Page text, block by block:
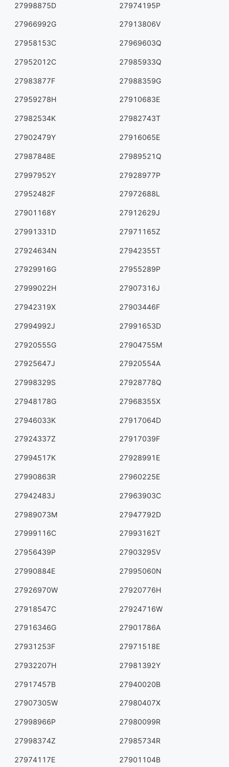
27998875D 27974195P
27966992G 27913806V
27958153C 27969603Q
27952012C 27985933Q
27983877F 27988359G
27959278H 27910683E
27982534K 27982743T
27902479Y 27916065E
27987848E 27989521Q
27997952Y 27928977P
27952482F 27972688L
27901168Y 27912629J
27991331D 27971165Z
27924634N 27942355T
27929916G 27955289P
27999022H 27907316J
27942319X 27903446F
27994992J 27991653D
27920555G 27904755M
27925647J 27920554A
27998329S 27928778Q
27948178G 27968355X
27946033K 27917064D
27924337Z 27917039F
27994517K 27928991E
27990863R 27960225E
27942483J 27963903C
27989073M 27947792D
27999116C 27993162T
27956439P 27903295V
27990884E 27995060N
27926970W 27920776H
27918547C 27924716W
27916346G 27901786A
27931253F 27971518E
27932207H 27981392Y
27917457B 27940020B
27907305W 27980407X
27998966P 27980099R
27998374Z 27985734R
27974117E 27901104B